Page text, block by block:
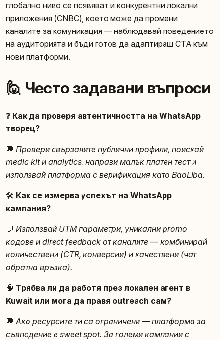
глобално ниво се появяват и конкурентни локални
приложения (CNBC), което може да промени
каналите за комуникация — наблюдавай поведението
на аудиторията и бъди готов да адаптираш CTA към
нови платформи.
🙋 Често задавани въпроси
❓ Как да проверя автентичността на WhatsApp
творец?
💬 Провери свързаните публични профили, поискай
media kit и analytics, направи малък платен тест и
използвай платформа с верификация като BaoLiba.
🛠️ Как се измерва успехът на WhatsApp
кампания?
💬 Използвай UTM параметри, уникални promo
кодове и direct feedback от каналите — комбинирай
количествени (CTR, конверсии) и качествени (чат
обратна връзка).
🧠 Трябва ли да работя през локален агент в
Kuwait или мога да правя outreach сам?
💬Ако ресурсите ти са ограничени — платформа за
съвпадение е sweet spot. За големи кампании с